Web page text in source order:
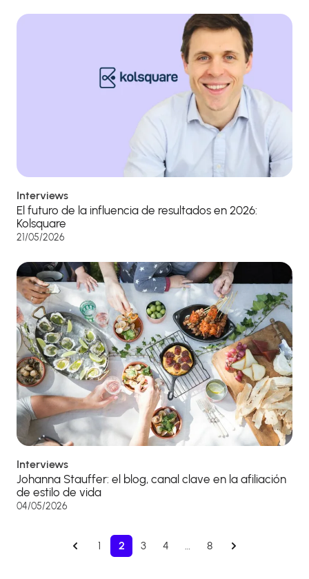
Interviews
El futuro de la influencia de resultados en 2026:
Kolsquare
21/05/2026
Interviews
Johanna Stauffer: el blog, canal clave en la afiliación
de estilo de vida
04/05/2026
1 2 3 4 … 8